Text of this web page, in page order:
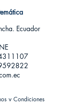
Ecuador
y Condiciones